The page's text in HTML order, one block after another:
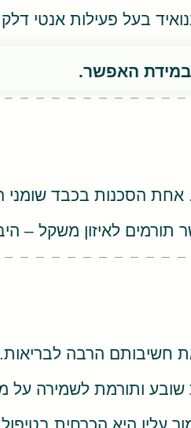
בעל פעילות אנטי
במידת האפשר.
לאיזון משקל –
חשיבותם הרבה לבריאות.
שובע ותורמת לשמירה על